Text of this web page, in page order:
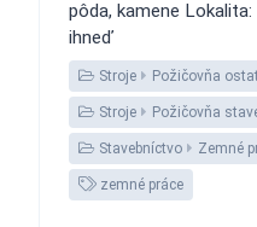
pôda, kamene
ihneď
Stroje Požičovňa
Stroje Požičovňa
Stavebníctvo Zemné
zemné práce